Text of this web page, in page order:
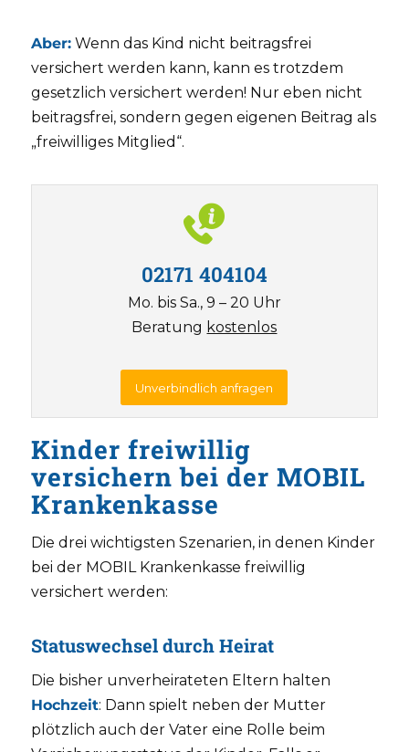
Aber:Wenn das Kind nicht beitragsfrei
versichert werden kann, kann es trotzdem
gesetzlich versichert werden! Nur eben nicht
beitragsfrei, sondern gegen eigenen Beitrag als
„freiwilliges Mitglied“.
02171 404104
Mo. bis Sa., 9 – 20 Uhr
Beratung kostenlos
Unverbindlich anfragen
Kinder freiwillig
versichern bei der MOBIL
Krankenkasse
Die drei wichtigsten Szenarien, in denen Kinder
bei der MOBIL Krankenkasse freiwillig
versichert werden:
Statuswechsel durch Heirat
Die bisher unverheirateten Eltern halten
Hochzeit: Dann spielt neben der Mutter
plötzlich auch der Vater eine Rolle beim